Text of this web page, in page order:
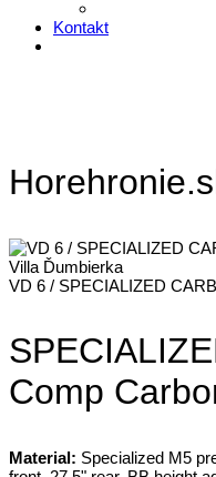
Kontakt
Villa Ďumbierka
VD 6 / SPECIALIZED
Comp
Material: Specialized M5